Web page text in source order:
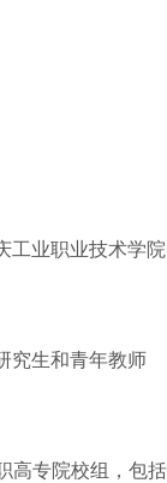
工业职业技术学院
究生和青年教师
高专院校组，包